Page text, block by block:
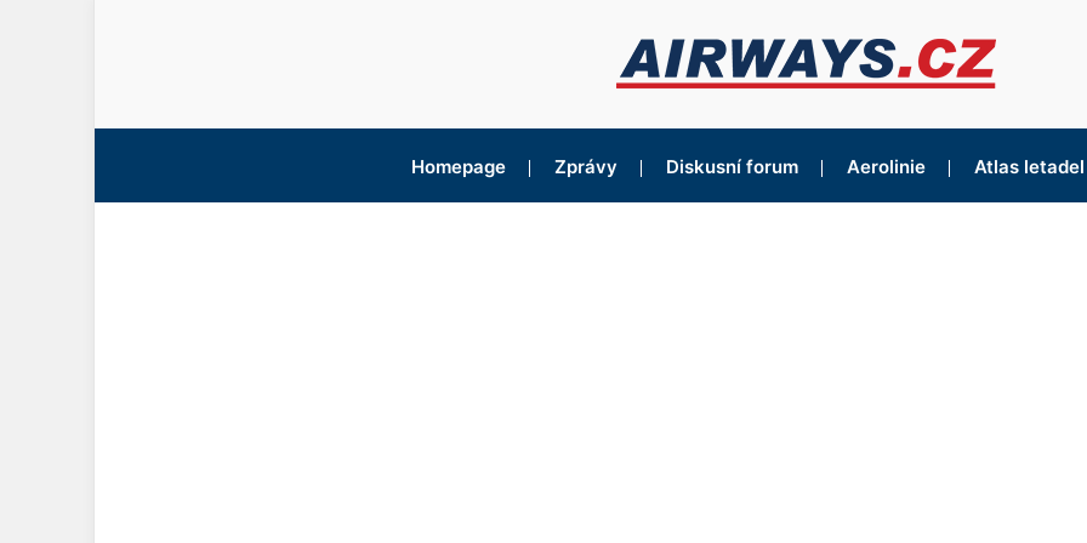
Homepage Zprávy Diskusní forum Aerolinie Atlas letadel